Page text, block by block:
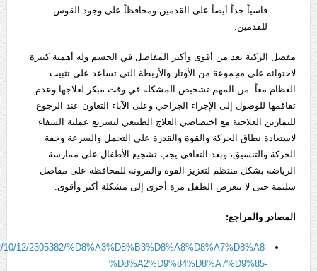
قاسياً جداً أيضاً على القدمين ومحافظاً على وجود القوس
للقدمين.
مفصل الركبة يعد من أقوى وأكبر المفاصل في الجسم وله أهمية كبيرة
لاحتوائه على مجموعة من الأوتار والأربطة التي تساعد على تثبيت
العظام معاً. من المهم تشخيص المشكلة في وقت مبكر لعلاجها وعدم
تفاقمها للوصول إلى الإجراء الجراحي وعلى الآباء التعاون عند الرجوع
للتمارين العلاجية مع اختصاصي العلاج الطبيعي لتسريع عملية الشفاء
لاستعادة نطاق الحركة والقوة والقدرة على التحمل والسرعة وخفة
الحركة والتنسيق، وبعد التعافي يجب تشجيع الأطفال على ممارسة
الرياضة بشكل منتظم لتعزيز القوة والمرونة للمحافظة على مفاصل
سليمة حتى لا يتعرض الطفل مرة أخرى إلى مشكلة أكبر وأقوى.
المصادر والمراجع:
12/2305382/%D8%A3%D8%B3%D8%A8%D8%A7%D8%A8-
%D8%A2%D9%84%D8%A7%D9%85-